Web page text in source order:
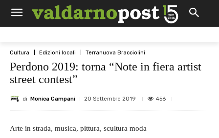
Cultura Edizioni locali Terranuova Bracciolini
Perdono 2019: torna “Note in fiera artist
street contest”
di Monica Campani 20 Settembre 2019 456
Arte in strada, musica, pittura, scultura moda